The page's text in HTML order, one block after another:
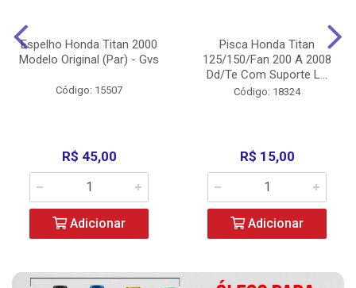
Espelho Honda Titan 2000
Modelo Original (Par) - Gvs
Código: 15507
R$ 45,00
Adicionar
Pisca Honda Titan
125/150/Fan 200 A 2008
Dd/Te Com Suporte L...
Código: 18324
R$ 15,00
Adicionar